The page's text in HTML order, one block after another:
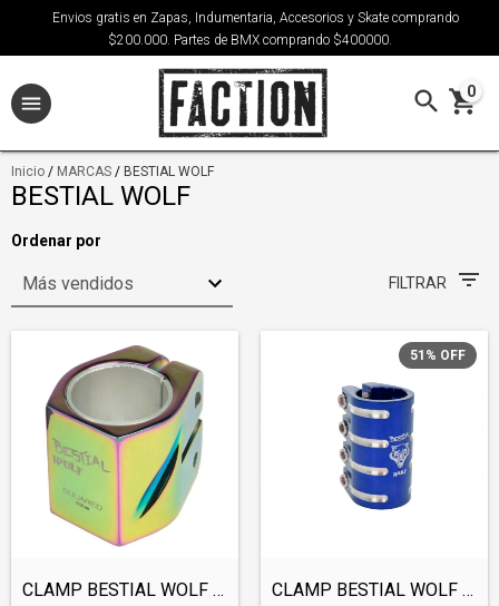
Envios gratis en Zapas, Indumentaria, Accesorios y Skate comprando
$200.000. Partes de BMX comprando $400000.
0
Inicio / MARCAS / BESTIAL WOLF
BESTIAL WOLF
Ordenar por
FILTRAR
CLAMP BESTIAL WOLF 32-35MM OIL SLICK (CL...
51 % OFF
CLAMP BESTIAL WOLF 32MM (CLABWO001)